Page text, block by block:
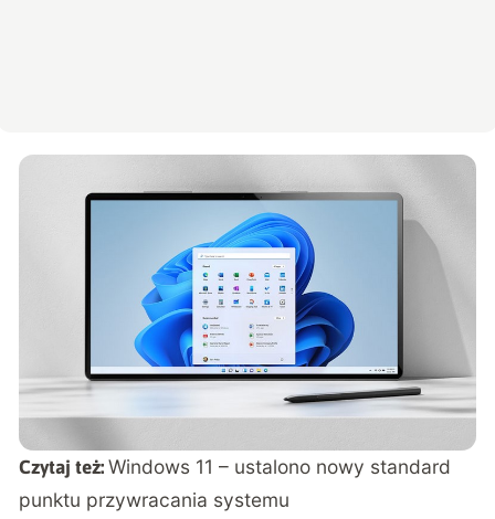
Czytaj też:Windows 11 – ustalono nowy standard
punktu przywracania systemu